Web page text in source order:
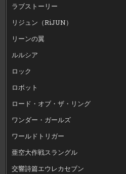
ラブストーリー
リジュン（RiJUN）
リーンの翼
ルルシア
ロック
ロボット
ロード・オブ・ザ・リング
ワンダー・ガールズ
ワールドトリガー
亜空大作戦スラングル
交響詩篇エウレカセブン